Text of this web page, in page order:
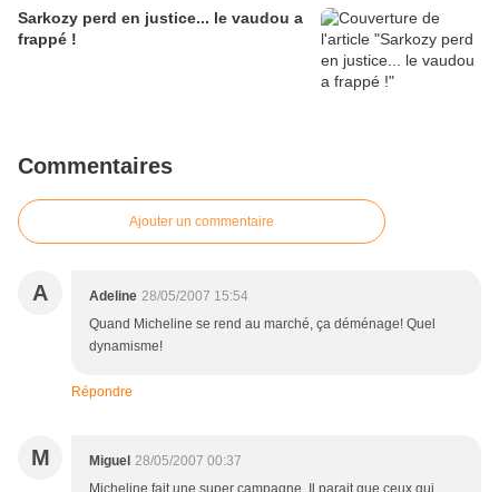
Sarkozy perd en justice... le vaudou a
frappé !
Commentaires
Ajouter un commentaire
A Adeline 28/05/2007 15:54
Quand Micheline se rend au marché, ça déménage! Quel
dynamisme!
Répondre
M Miguel 28/05/2007 00:37
Micheline fait une super campagne. Il parait que ceux qui